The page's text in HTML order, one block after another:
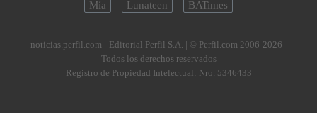
Mía
Lunateen BATimes
noticias.perfil.com - Editorial Perfil S.A. | © Perfil.com 2006-2026 -
Todos los derechos reservados
Registro de Propiedad Intelectual: Nro. 5346433